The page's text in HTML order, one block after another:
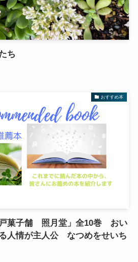
ち
おすすめ本
菓子舗 照月堂」全10巻 おい
人情が主人公 なつめをせいち